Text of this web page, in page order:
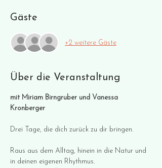
Gäste
+2 weitere Gäste
Über die Veranstaltung
mit Miriam Birngruber und Vanessa
Kronberger​
Drei Tage, die dich zurück zu dir bringen.
Raus aus dem Alltag, hinein in die Natur und
in deinen eigenen Rhythmus.